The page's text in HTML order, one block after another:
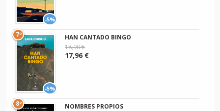
-5%
-5%
7º
HAN CANTADO BINGO
18,90 €
17,96 €
8º
NOMBRES PROPIOS